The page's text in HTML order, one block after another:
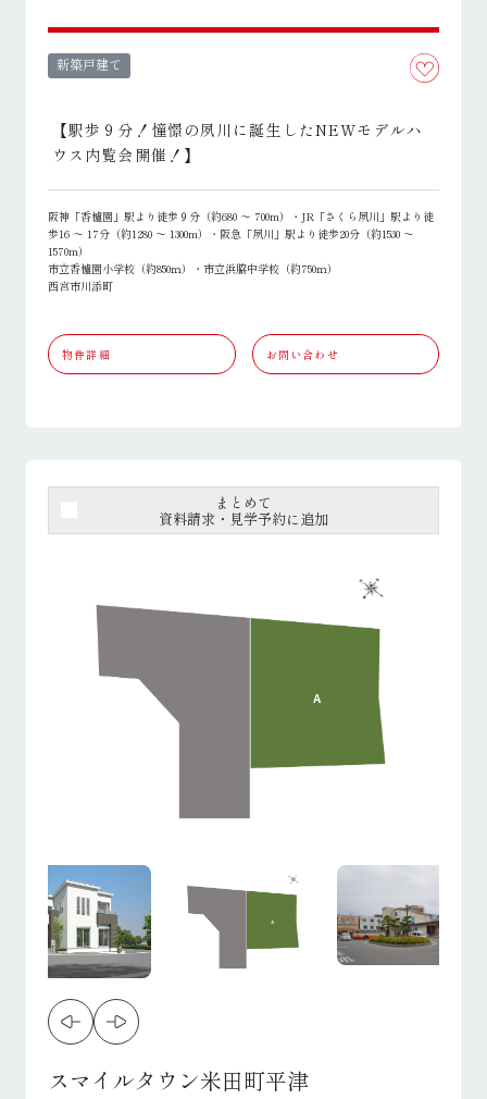
新築戸建て
【駅歩９分！憧憬の夙川に誕生したNEWモデルハ
ウス内覧会開催！】
阪神「香櫨園」駅より徒歩９分（約680 ～ 700m）・JR「さくら夙川」駅より徒
歩16 ～ 17分（約1280 ～ 1300m）・阪急「夙川」駅より徒歩20分（約1530 ～
1570m）
市立香櫨園小学校（約850ｍ）・市立浜脇中学校（約750ｍ）
西宮市川添町
物件詳細 お問い合わせ
まとめて
資料請求・見学予約に追加
スマイルタウン米田町平津